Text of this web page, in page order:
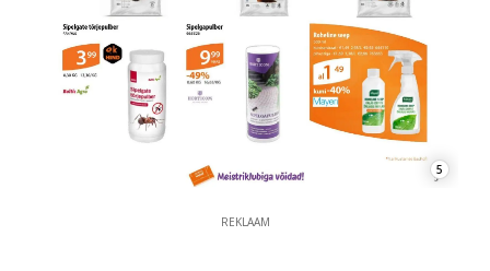
5
REKLAAM